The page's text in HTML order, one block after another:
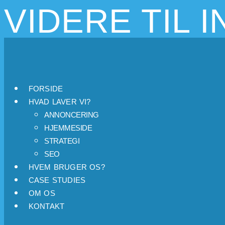
VIDERE TIL
FORSIDE
HVAD LAVER VI?
ANNONCERING
HJEMMESIDE
STRATEGI
SEO
HVEM BRUGER OS?
CASE STUDIES
OM OS
KONTAKT